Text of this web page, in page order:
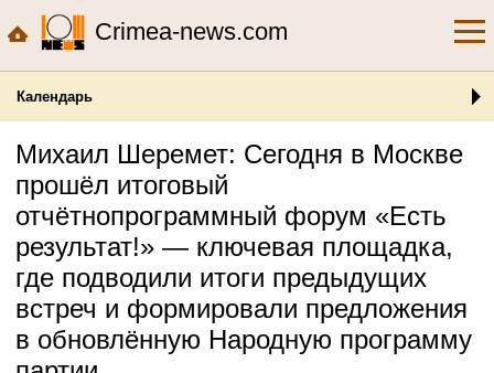
Crimea-news.com
Календарь
Михаил Шеремет: Сегодня в Москве
прошёл итоговый
отчётнопрограммный форум «Есть
результат!» — ключевая площадка,
где подводили итоги предыдущих
встреч и формировали предложения
в обновлённую Народную программу